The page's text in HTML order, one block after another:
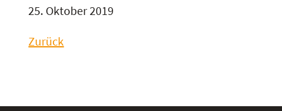
25. Oktober 2019
Zurück